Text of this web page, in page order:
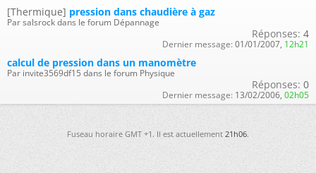
[Thermique] pression dans chaudière à gaz
Par salsrock dans le forum Dépannage
Réponses: 4
Dernier message: 01/01/2007, 12h21
calcul de pression dans un manomètre
Par invite3569df15 dans le forum Physique
Réponses: 0
Dernier message: 13/02/2006, 02h05
Fuseau horaire GMT +1. Il est actuellement21h06.